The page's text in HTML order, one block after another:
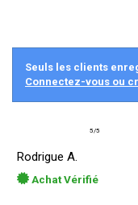
Seuls les clients
Connectez-vous ou
5/5
Rodrigue A.
Achat Vérifié